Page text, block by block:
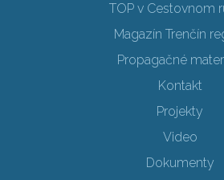
TOP v Cestovnom
Magazín Trenčín
Propagačné
Kontakt
Projekty
Video
Dokumenty